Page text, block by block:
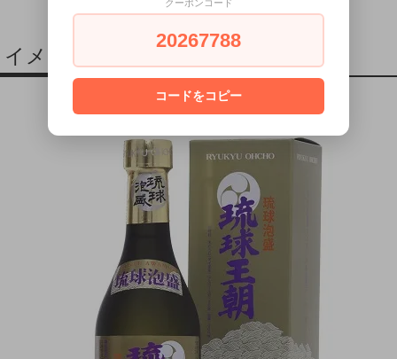
イメージ
クーポンコード
20267788
コードをコピー